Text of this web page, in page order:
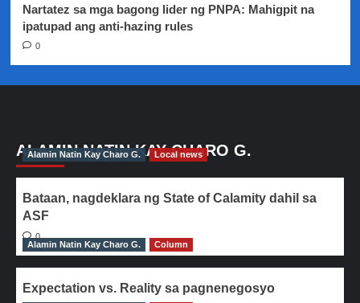
Nartatez sa mga bagong lider ng PNPA: Mahigpit na
ipatupad ang anti-hazing rules
0
ALAMIN NATIN KAY CHARO G.
Alamin Natin Kay Charo G. Local news
Bataan, nagdeklara ng State of Calamity dahil sa
ASF
0
Alamin Natin Kay Charo G.
Column
Expectation vs. Reality sa pagnenegosyo